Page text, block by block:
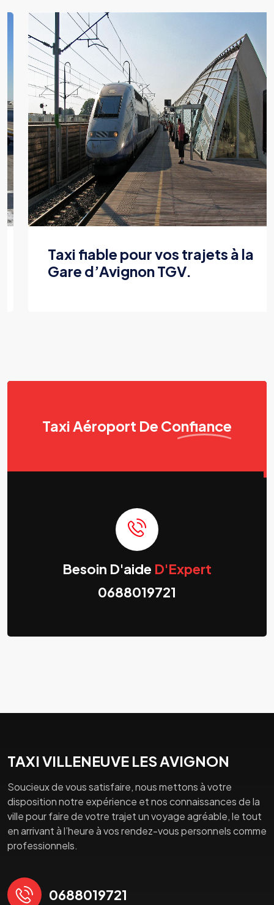
Taxi fiable pour vos trajets à la
Gare d’Avignon TGV.
Taxi Aéroport De Confiance
Besoin D'aide D'Expert
0688019721
TAXI VILLENEUVE LES AVIGNON
Soucieux de vous satisfaire, nous mettons à votre
disposition notre expérience et nos connaissances de la
ville pour faire de votre trajet un voyage agréable, le tout
en arrivant à l’heure à vos rendez-vous personnels comme
professionnels.
0688019721